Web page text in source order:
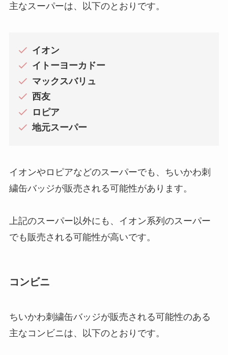
主なスーパーは、以下のとおりです。
イオン
イトーヨーカドー
マックスバリュ
西友
ロピア
地元スーパー
イオンやロピアなどのスーパーでも、ちいかわ刺
繍缶バッジが販売される可能性があります。
上記のスーパー以外にも、イオン系列のスーパー
でも販売される可能性が高いです。
コンビニ
ちいかわ刺繍缶バッジが販売される可能性のある
主なコンビニは、以下のとおりです。